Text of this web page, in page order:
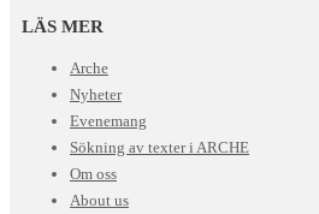
LÄS MER
Arche
Nyheter
Evenemang
Sökning av texter i ARCHE
Om oss
About us